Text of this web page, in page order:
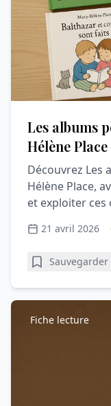
Les albums
Hélène Place
Découvrez Les
Hélène Place,
et exploiter ces
21 avril 2026
Sauvegarder
Fiche lecture